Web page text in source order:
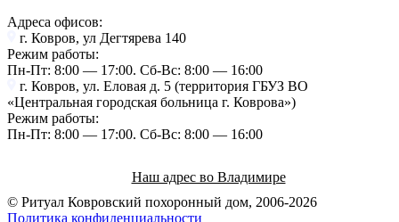
Адреса офисов:
г. Ковров, ул Дегтярева 140
Режим работы:
Пн-Пт: 8:00 — 17:00. Cб-Вс: 8:00 — 16:00
г. Ковров, ул. Еловая д. 5 (территория ГБУЗ ВО
«Центральная городская больница г. Коврова»)
Режим работы:
Пн-Пт: 8:00 — 17:00. Cб-Вс: 8:00 — 16:00
Наш адрес во Владимире
© Ритуал Ковровский похоронный дом, 2006-2026
Политика конфиденциальности